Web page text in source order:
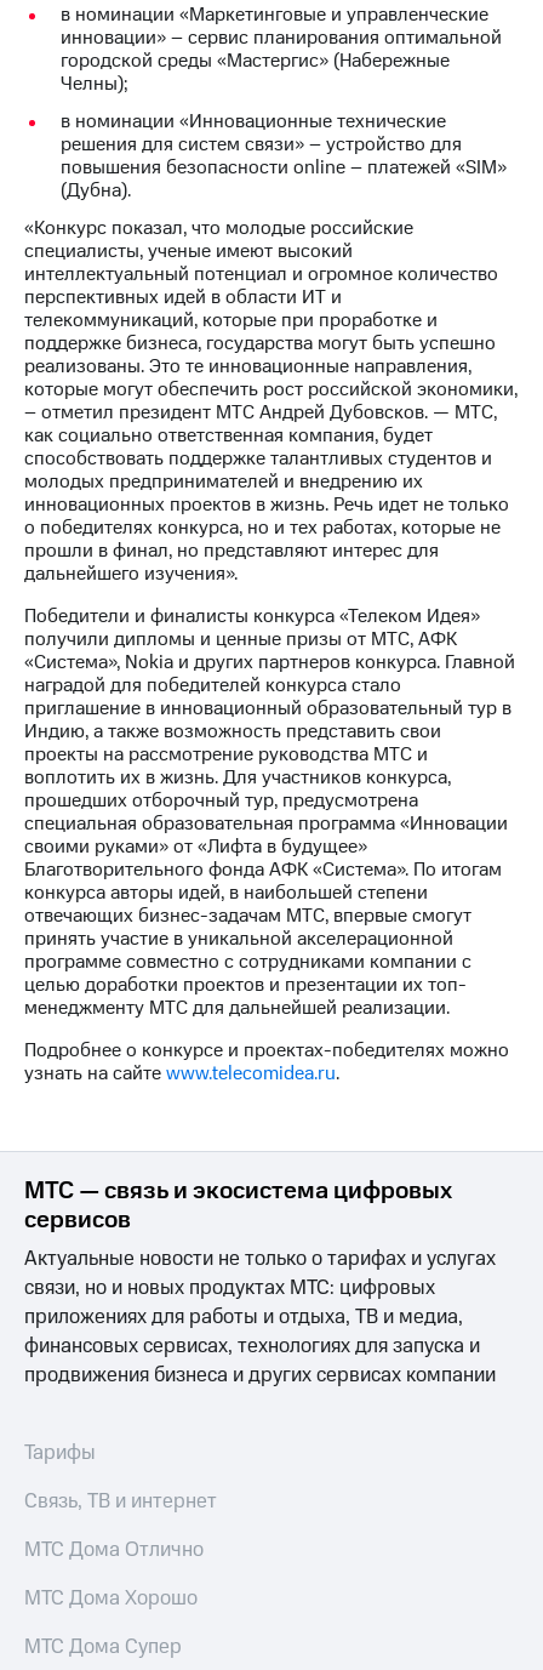
Информация
акционерам
Документы
ПАО
"МТС"
Собрания
акционеров
Личный
кабинет
акционера
Акционерный
капитал
Контроль
и
аудит
Рынок
акций
Описание
Программа
приобретения
Порядок
выкупа
акций
Дивиденды
облигаций
Описание
Еврооблигации-2023
Уведомление
о
погашении
именных
облигаций
Другое
Регистратор
Реквизиты
Контакты
развитие
деловая этика
На главную
в номинации «Маркетинговые и управленческие
инновации» – сервис планирования оптимальной
городской среды «Мастергис» (Набережные
Челны);
в номинации «Инновационные технические
решения для систем связи» – устройство для
повышения безопасности online – платежей «SIM»
(Дубна).
«Конкурс показал, что молодые российские
специалисты, ученые имеют высокий
интеллектуальный потенциал и огромное количество
перспективных идей в области ИТ и
телекоммуникаций, которые при проработке и
поддержке бизнеса, государства могут быть успешно
реализованы. Это те инновационные направления,
которые могут обеспечить рост российской экономики,
– отметил президент МТС Андрей Дубовсков. — МТС,
как социально ответственная компания, будет
способствовать поддержке талантливых студентов и
молодых предпринимателей и внедрению их
инновационных проектов в жизнь. Речь идет не только
о победителях конкурса, но и тех работах, которые не
прошли в финал, но представляют интерес для
дальнейшего изучения».
Победители и финалисты конкурса «Телеком Идея»
получили дипломы и ценные призы от МТС, АФК
«Система», Nokia и других партнеров конкурса. Главной
наградой для победителей конкурса стало
приглашение в инновационный образовательный тур в
Индию, а также возможность представить свои
проекты на рассмотрение руководства МТС и
воплотить их в жизнь. Для участников конкурса,
прошедших отборочный тур, предусмотрена
специальная образовательная программа «Инновации
своими руками» от «Лифта в будущее»
Благотворительного фонда АФК «Система». По итогам
конкурса авторы идей, в наибольшей степени
отвечающих бизнес-задачам МТС, впервые смогут
принять участие в уникальной акселерационной
программе совместно с сотрудниками компании с
целью доработки проектов и презентации их топ-
менеджменту МТС для дальнейшей реализации.
Подробнее о конкурсе и проектах-победителях можно
узнать на сайтеwww.telecomidea.ru.
МТС — связь и экосистема цифровых
сервисов
Актуальные новости не только о тарифах и услугах
связи, но и новых продуктах МТС: цифровых
приложениях для работы и отдыха, ТВ и медиа,
финансовых сервисах, технологиях для запуска и
продвижения бизнеса и других сервисах компании
Тарифы
Связь, ТВ и интернет
МТС Дома Отлично
МТС Дома Хорошо
МТС Дома Супер